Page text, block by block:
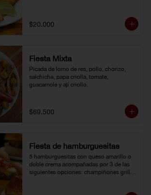
$20.000
Fiesta Mixta
Picada de lomo de res, pollo, chorizo,
salchicha, papa criolla, tomate,
guacamole y ají criollo.
$69.500
Fiesta de hamburguesitas
5 hamburguesitas con queso amarillo o
doble crema acompañadas por 3 de las
siguientes opciones: champiñones grillé,